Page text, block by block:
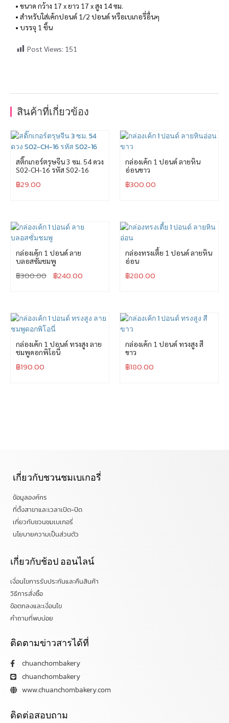
• ขนาด กว้าง 17 x ยาว 17 x สูง 14 ซม.
• สำหรับใส่เค้กปอนด์ 1/2 ปอนด์ หรือเบเกอรี่อื่นๆ
• บรรจุ 1 ชิ้น
Post Views: 151
สินค้าที่เกี่ยวข้อง
สติ๊กเกอร์ตรุษจีน 3 ซม. 54 ดวง
S02-CH-16 รหัส S02-16
฿29.00
กล่องเค้ก 1 ปอนด์ ลายหิน
อ่อนขาว
฿300.00
กล่องเค้ก 1 ปอนด์ ลาย
บลอสซั่มชมพู
฿300.00 ฿240.00
กล่องทรงเตี้ย 1 ปอนด์ ลายหิน
อ่อน
฿280.00
กล่องเค้ก 1 ปอนด์ ทรงสูง ลาย
ชมพูดอกพิโอนี่
฿190.00
กล่องเค้ก 1 ปอนด์ ทรงสูง สี
ขาว
฿180.00
เกี่ยวกับชวนชมเบเกอรี่
ข้อมูลองค์กร
ที่ตั้งสาขาและเวลาเปิด-ปิด
เกี่ยวกับชวนชมเบเกอรี่
นโยบายความเป็นส่วนตัว
เกี่ยวกับช้อป ออนไลน์
เงื่อนไขการรับประกันและคืนสินค้า
วิธีการสั่งซื้อ
ข้อตกลงและเงื่อนไข
คำถามที่พบบ่อย
ติดตามข่าวสารได้ที่
chuanchombakery
chuanchombakery
www.chuanchombakery.com
ติดต่อสอบถาม